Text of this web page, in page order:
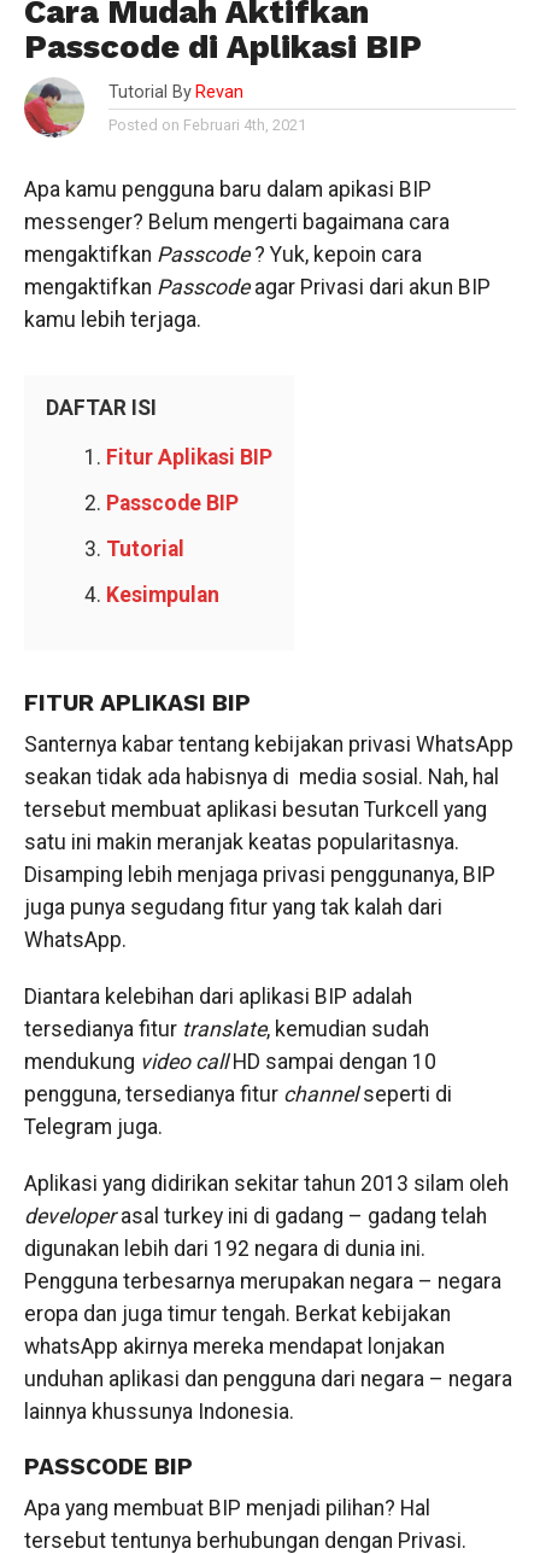
Cara Mudah Aktifkan
Passcode di Aplikasi BIP
Tutorial By Revan
Posted on Februari 4th, 2021
Apa kamu pengguna baru dalam apikasi BIP
messenger? Belum mengerti bagaimana cara
mengaktifkan Passcode? Yuk, kepoin cara
mengaktifkan Passcodeagar Privasi dari akun BIP
kamu lebih terjaga.
DAFTAR ISI
Fitur Aplikasi BIP
Passcode BIP
Tutorial
Kesimpulan
FITUR APLIKASI BIP
Santernya kabar tentang kebijakan privasi WhatsApp
seakan tidak ada habisnya di media sosial. Nah, hal
tersebut membuat aplikasi besutan Turkcell yang
satu ini makin meranjak keatas popularitasnya.
Disamping lebih menjaga privasi penggunanya, BIP
juga punya segudang fitur yang tak kalah dari
WhatsApp.
Diantara kelebihan dari aplikasi BIP adalah
tersedianya fitur translate, kemudian sudah
mendukung video callHD sampai dengan 10
pengguna, tersedianya fitur channelseperti di
Telegram juga.
Aplikasi yang didirikan sekitar tahun 2013 silam oleh
developerasal turkey ini di gadang – gadang telah
digunakan lebih dari 192 negara di dunia ini.
Pengguna terbesarnya merupakan negara – negara
eropa dan juga timur tengah. Berkat kebijakan
whatsApp akirnya mereka mendapat lonjakan
unduhan aplikasi dan pengguna dari negara – negara
lainnya khussunya Indonesia.
PASSCODE BIP
Apa yang membuat BIP menjadi pilihan? Hal
tersebut tentunya berhubungan dengan Privasi.